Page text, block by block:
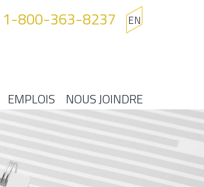
EN
1-800-363-8237
EMPLOIS NOUS JOINDRE